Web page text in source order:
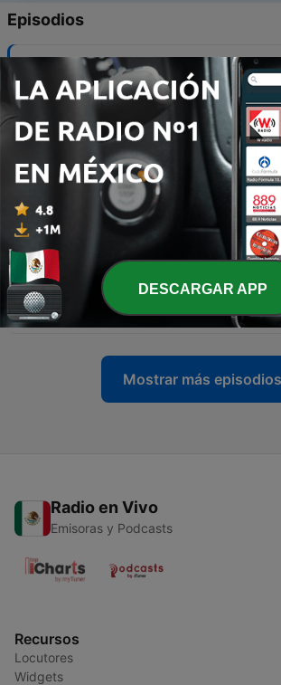
Episodios
- La Reina Roja - El Control
26 nov. 2020
19 - El Sombrerero - La Mente
10 nov. 2020
18 - La Oruga - El conocimiento personal
15 oct. 2020
17 - Los Gemelos - La Duda
27 sep. 2020
16 - Las puertas- Las oportunidades
11 sep. 2020
Mostrar más episodios
Radio en Vivo
Emisoras y Podcasts
Recursos
Locutores
Widgets
DESCARGAR APP